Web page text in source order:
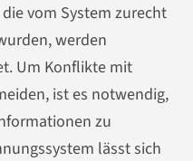
vom System zurecht
werden
Um Konflikte mit
ist es notwendig,
zu
lässt sich